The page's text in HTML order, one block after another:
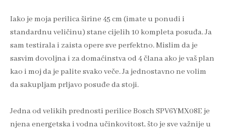
Iako je moja perilica širine 45 cm (imate u ponudi i
standardnu veličinu) stane cijelih 10 kompleta posuđa. Ja
sam testirala i zaista opere sve perfektno. Mislim da je
sasvim dovoljna i za domaćinstva od 4 člana ako je vaš plan
kao i moj da je palite svako veče. Ja jednostavno ne volim
da sakupljam prljavo posuđe da stoji.
Jedna od velikih prednosti perilice Bosch SPV6YMX08E je
njena energetska i vodna učinkovitost, što je sve važnije u